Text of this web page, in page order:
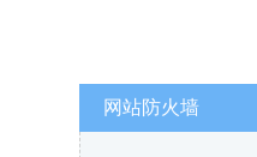
网站防火墙